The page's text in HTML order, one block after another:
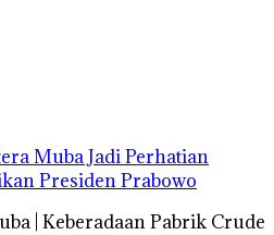
Muba Jadi Perhatian
Presiden Prabowo
| Keberadaan Pabrik Crude